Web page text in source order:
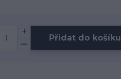
Přidat do košíku